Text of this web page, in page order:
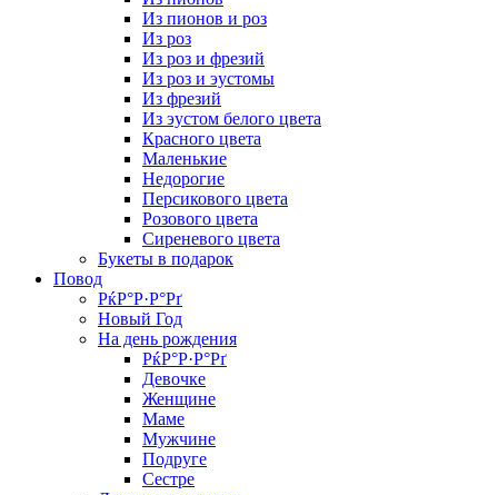
Из пионов и роз
Из роз
Из роз и фрезий
Из роз и эустомы
Из фрезий
Из эустом белого цвета
Красного цвета
Маленькие
Недорогие
Персикового цвета
Розового цвета
Сиреневого цвета
Букеты в подарок
Повод
РќР°Р·Р°Рґ
Новый Год
На день рождения
РќР°Р·Р°Рґ
Девочке
Женщине
Маме
Мужчине
Подруге
Сестре